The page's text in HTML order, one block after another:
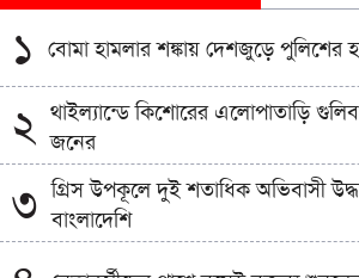
১ বোমা হামলার শঙ্কায় দেশজুড়ে পুলিশের
২
থাইল্যান্ডে কিশোরের এলোপাতাড়ি
জনের
৩ গ্রিস উপকূলে দুই শতাধিক অভিবাসী
বাংলাদেশি